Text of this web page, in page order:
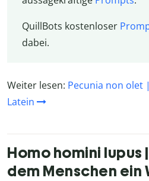
QuillBots kostenloser
dabei.
Weiter lesen: Pecunia non olet
Latein
Homo homini lupus
dem Menschen ein